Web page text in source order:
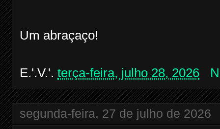
Um abraçaço!
E.'.V.'. terça-feira, julho 28, 2026
segunda-feira, 27 de julho de 2026